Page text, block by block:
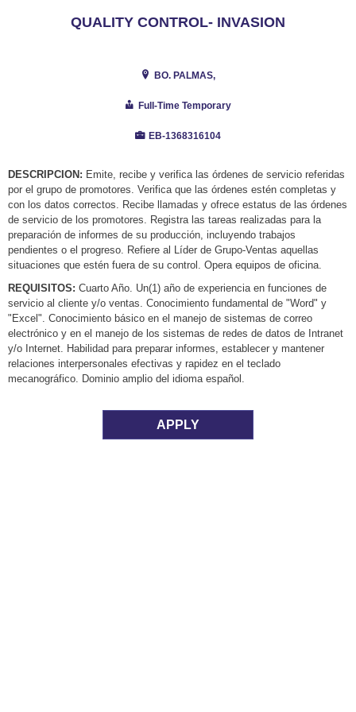
QUALITY CONTROL- INVASION
BO. PALMAS,
Full-Time Temporary
EB-1368316104
DESCRIPCION: Emite, recibe y verifica las órdenes de servicio referidas
por el grupo de promotores. Verifica que las órdenes estén completas y
con los datos correctos. Recibe llamadas y ofrece estatus de las órdenes
de servicio de los promotores. Registra las tareas realizadas para la
preparación de informes de su producción, incluyendo trabajos
pendientes o el progreso. Refiere al Líder de Grupo-Ventas aquellas
situaciones que estén fuera de su control. Opera equipos de oficina.
REQUISITOS: Cuarto Año. Un(1) año de experiencia en funciones de
servicio al cliente y/o ventas. Conocimiento fundamental de "Word" y
"Excel". Conocimiento básico en el manejo de sistemas de correo
electrónico y en el manejo de los sistemas de redes de datos de Intranet
y/o Internet. Habilidad para preparar informes, establecer y mantener
relaciones interpersonales efectivas y rapidez en el teclado
mecanográfico. Dominio amplio del idioma español.
APPLY